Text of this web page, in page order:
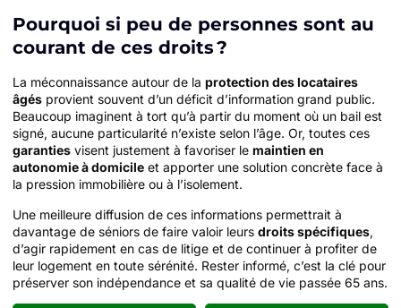
Pourquoi si peu de personnes sont au
courant de ces droits ?
La méconnaissance autour de la protection des locataires
âgés provient souvent d’un déficit d’information grand public.
Beaucoup imaginent à tort qu’à partir du moment où un bail est
signé, aucune particularité n’existe selon l’âge. Or, toutes ces
garanties visent justement à favoriser le maintien en
autonomie à domicile et apporter une solution concrète face à
la pression immobilière ou à l’isolement.
Une meilleure diffusion de ces informations permettrait à
davantage de séniors de faire valoir leurs droits spécifiques,
d’agir rapidement en cas de litige et de continuer à profiter de
leur logement en toute sérénité. Rester informé, c’est la clé pour
préserver son indépendance et sa qualité de vie passée 65 ans.